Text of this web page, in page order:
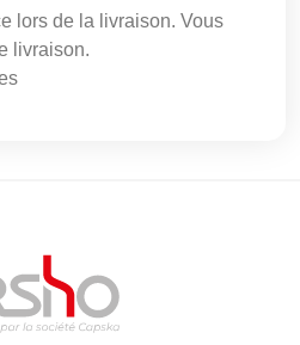
lors de la livraison. Vous
livraison.